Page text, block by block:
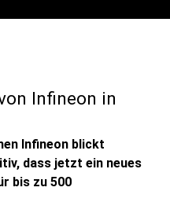
Infineon in
Infineon blickt
dass jetzt ein neues
bis zu 500